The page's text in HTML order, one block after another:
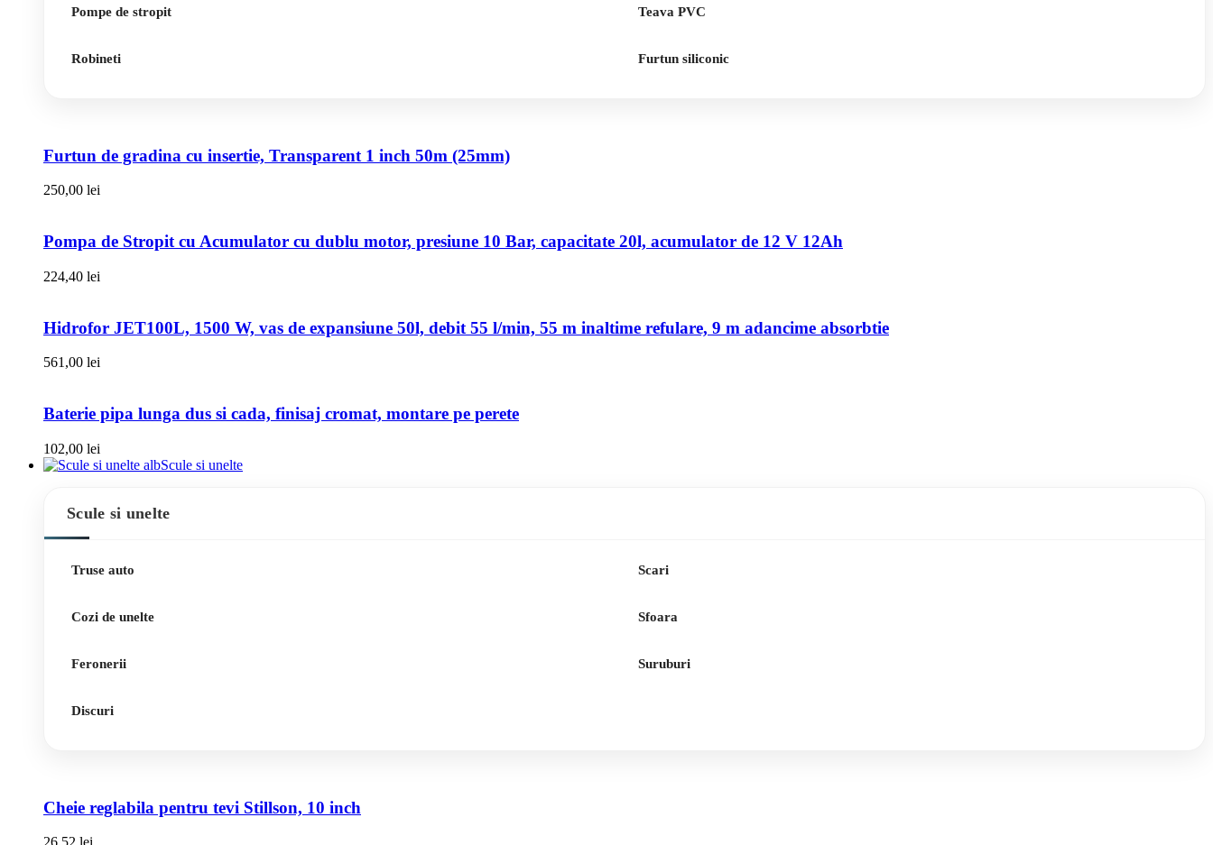
Pompe de stropit
Robineti
Teava PVC
Furtun siliconic
Furtun de gradina cu insertie, Transparent 1 inch 50m (25mm)
250,00 lei
Pompa de Stropit cu Acumulator cu dublu motor, presiune 10 Bar, capacitate 20l, acumulator de 12 V 12Ah
224,40 lei
Hidrofor JET100L, 1500 W, vas de expansiune 50l, debit 55 l/min, 55 m inaltime refulare, 9 m adancime absorbtie
561,00 lei
Baterie pipa lunga dus si cada, finisaj cromat, montare pe perete
102,00 lei
Scule si unelte
Scule si unelte
Truse auto
Cozi de unelte
Feronerii
Discuri
Scari
Sfoara
Suruburi
Cheie reglabila pentru tevi Stillson, 10 inch